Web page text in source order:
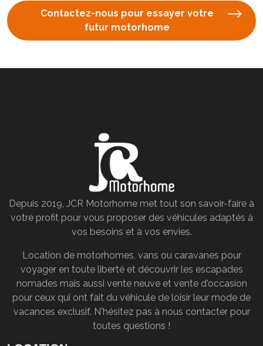
Contactez-nous pour essayer votre
futur motorhome
Depuis 2019, JCR Motorhome met tout son savoir-faire à
votre profit pour vous proposer des véhicules adaptés à
vos besoins et à vos envies.
Location de motorhomes, vans ou caravanes pour
voyager en toute liberté et découvrir les escapades
nomades mais aussi vente neuve et vente d'occasion
pour ceux qui ont fait du véhicule de loisir leur mode de
vacances exclusif. N'hésitez pas à nous contacter pour
toutes questions !